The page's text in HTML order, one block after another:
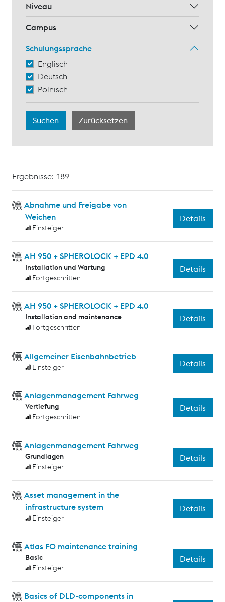
Niveau
Campus
Schulungssprache
Englisch
Deutsch
Polnisch
Ergebnisse: 189
Abnahme und Freigabe von
Weichen
Einsteiger
Details
AH 950 + SPHEROLOCK + EPD 4.0
Installation und Wartung
Fortgeschritten
Details
AH 950 + SPHEROLOCK + EPD 4.0
Installation and maintenance
Fortgeschritten
Details
Allgemeiner Eisenbahnbetrieb
Einsteiger Details
Anlagenmanagement Fahrweg
Vertiefung
Fortgeschritten
Details
Anlagenmanagement Fahrweg
Grundlagen
Einsteiger
Details
Asset management in the
infrastructure system
Einsteiger
Details
Atlas FO maintenance training
Basic
Einsteiger
Details
Basics of DLD-components in